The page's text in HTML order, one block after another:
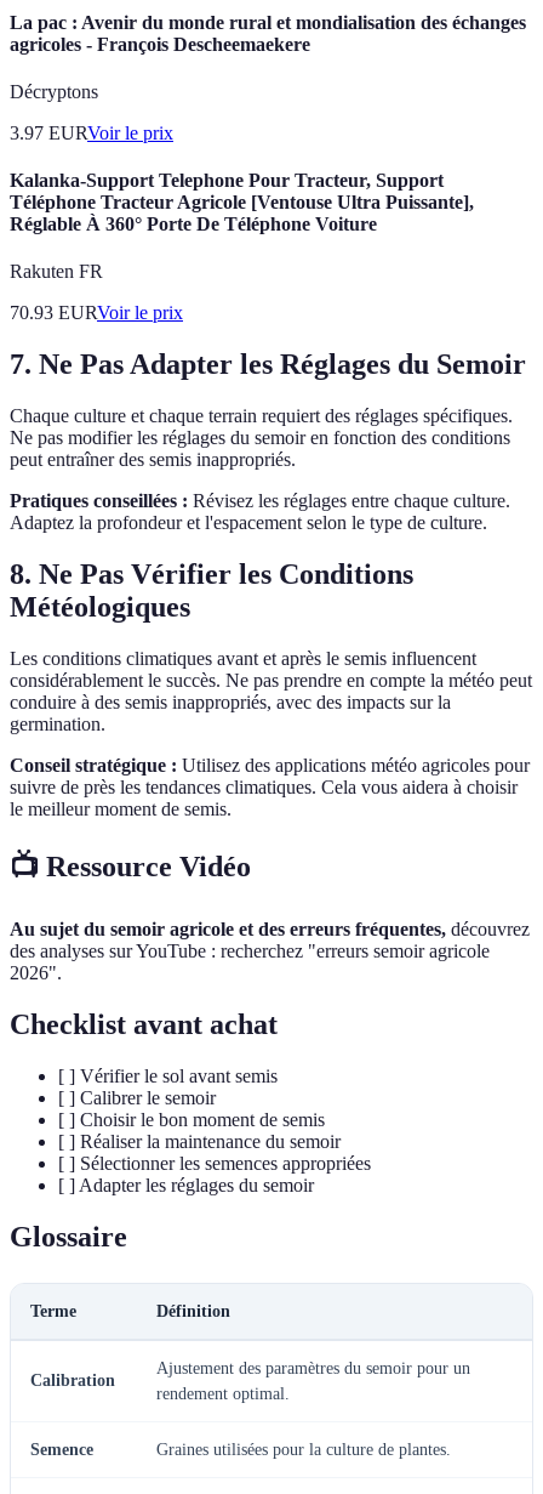
La pac : Avenir du monde rural et mondialisation des échanges
agricoles - François Descheemaekere
Décryptons
3.97 EURVoir le prix
Kalanka-Support Telephone Pour Tracteur, Support
Téléphone Tracteur Agricole [Ventouse Ultra Puissante],
Réglable À 360° Porte De Téléphone Voiture
Rakuten FR
70.93 EURVoir le prix
7. Ne Pas Adapter les Réglages du Semoir
Chaque culture et chaque terrain requiert des réglages spécifiques.
Ne pas modifier les réglages du semoir en fonction des conditions
peut entraîner des semis inappropriés.
Pratiques conseillées : Révisez les réglages entre chaque culture.
Adaptez la profondeur et l'espacement selon le type de culture.
8. Ne Pas Vérifier les Conditions
Météologiques
Les conditions climatiques avant et après le semis influencent
considérablement le succès. Ne pas prendre en compte la météo peut
conduire à des semis inappropriés, avec des impacts sur la
germination.
Conseil stratégique : Utilisez des applications météo agricoles pour
suivre de près les tendances climatiques. Cela vous aidera à choisir
le meilleur moment de semis.
📺 Ressource Vidéo
Au sujet du semoir agricole et des erreurs fréquentes, découvrez
des analyses sur YouTube : recherchez "erreurs semoir agricole
2026".
Checklist avant achat
[ ] Vérifier le sol avant semis
[ ] Calibrer le semoir
[ ] Choisir le bon moment de semis
[ ] Réaliser la maintenance du semoir
[ ] Sélectionner les semences appropriées
[ ] Adapter les réglages du semoir
Glossaire
Terme Définition
Calibration
Ajustement des paramètres du semoir pour un
rendement optimal.
Semence Graines utilisées pour la culture de plantes.